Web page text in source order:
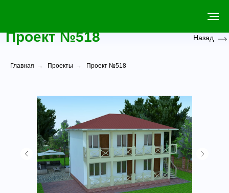
Проект №518 Назад
Главная → Проекты → Проект №518